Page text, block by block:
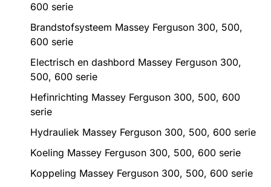
600 serie
Brandstofsysteem Massey Ferguson 300, 500,
600 serie
Electrisch en dashbord Massey Ferguson 300,
500, 600 serie
Hefinrichting Massey Ferguson 300, 500, 600
serie
Hydrauliek Massey Ferguson 300, 500, 600 serie
Koeling Massey Ferguson 300, 500, 600 serie
Koppeling Massey Ferguson 300, 500, 600 serie